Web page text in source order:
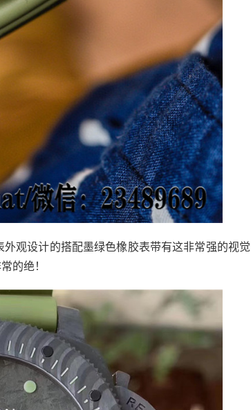
观设计的搭配墨绿色橡胶表带有这非常强的视觉
的绝！